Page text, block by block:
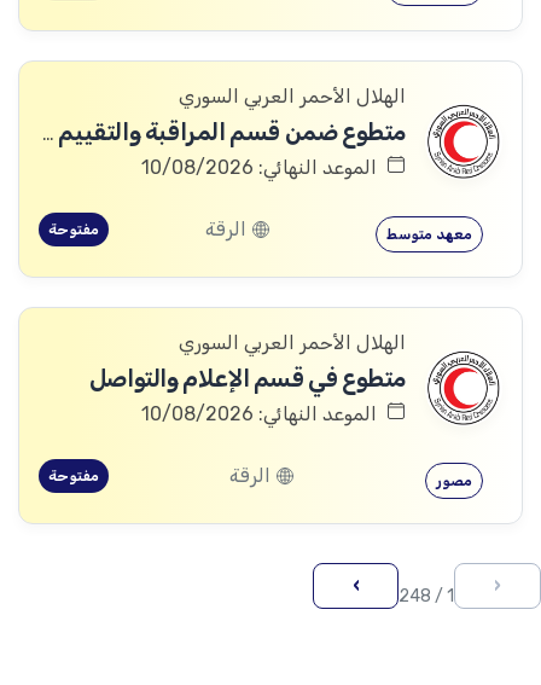
الهلال الأحمر العربي السوري
متطوع ضمن قسم المراقبة والتقييم والتعلم (MEAL)
الموعد النهائي: 10/08/2026
معهد متوسط الرقة مفتوحة
الهلال الأحمر العربي السوري
متطوع في قسم الإعلام والتواصل
الموعد النهائي: 10/08/2026
مصور الرقة مفتوحة
‹
1 / 248
›